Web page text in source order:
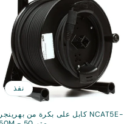
نفذ
كابل على بكرة من بهرينجر NCAT5E-